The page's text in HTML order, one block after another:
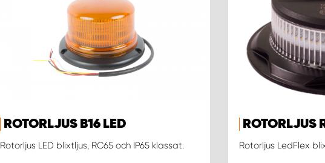
ROTORLJUS B16 LED
Rotorljus LED blixtljus, RC65 och IP65 klassat.
ROTORLJUS
Rotorljus LedFlex